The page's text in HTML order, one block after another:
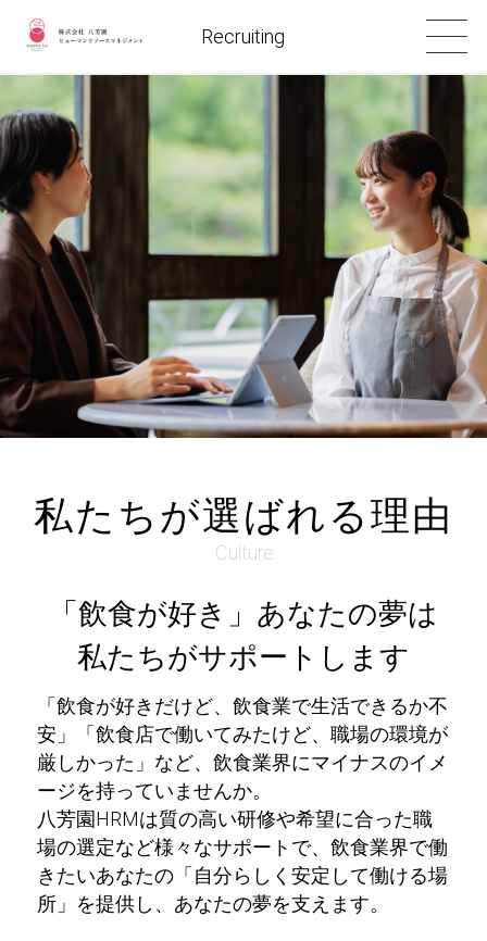
Recruiting
私たちが選ばれる理由
Culture
「飲食が好き」あなたの夢は
私たちがサポートします
「飲食が好きだけど、飲食業で生活できるか不
安」「飲食店で働いてみたけど、職場の環境が
厳しかった」など、飲食業界にマイナスのイメ
ージを持っていませんか。
八芳園HRMは質の高い研修や希望に合った職
場の選定など様々なサポートで、飲食業界で働
きたいあなたの「自分らしく安定して働ける場
所」を提供し、あなたの夢を支えます。